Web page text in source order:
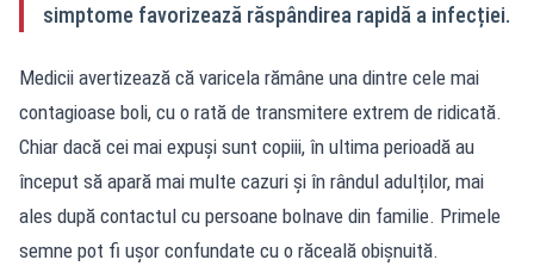
simptome favorizează răspândirea rapidă a infecției.
Medicii avertizează că varicela rămâne una dintre cele mai
contagioase boli, cu o rată de transmitere extrem de ridicată.
Chiar dacă cei mai expuși sunt copiii, în ultima perioadă au
început să apară mai multe cazuri și în rândul adulților, mai
ales după contactul cu persoane bolnave din familie. Primele
semne pot fi ușor confundate cu o răceală obișnuită.